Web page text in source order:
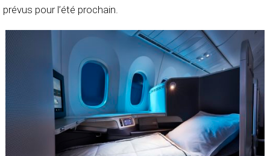
prévus pour l’été prochain.